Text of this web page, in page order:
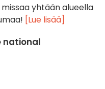
yhtään alueella
[Lue lisää]
national